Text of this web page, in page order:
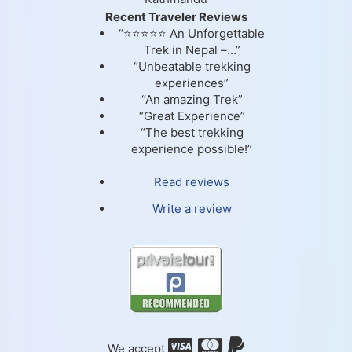
Recent Traveler Reviews
“⭐⭐⭐⭐⭐ An Unforgettable
Trek in Nepal –...”
“Unbeatable trekking
experiences”
“An amazing Trek”
“Great Experience”
“The best trekking
experience possible!”
Read reviews
Write a review
We accept